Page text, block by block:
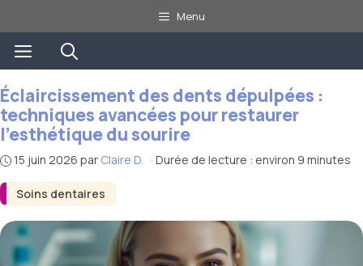
au
contenu
Menu
Menu
Soins dentaires
Éclaircissement des dents dépulpées :
techniques avancées pour restaurer
l’esthétique du sourire
15 juin 2026 par Claire D. · Durée de lecture : environ 9 minutes